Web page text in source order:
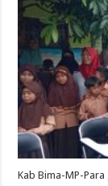
Kab Bima-MP-